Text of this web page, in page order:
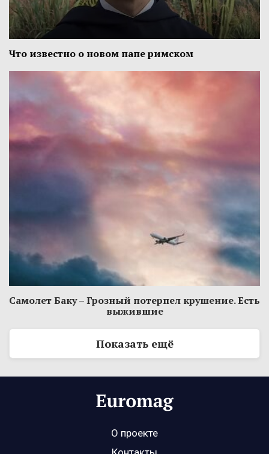
Что известно о новом папе римском
Самолет Баку – Грозный потерпел крушение. Есть
выжившие
Показать ещё
О проекте